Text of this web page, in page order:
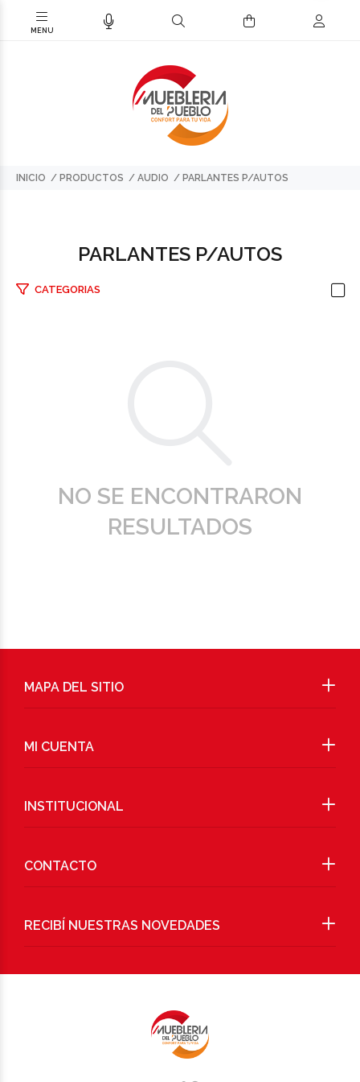
INICIO PRODUCTOS AUDIO PARLANTES P/AUTOS
PARLANTES P/AUTOS
CATEGORIAS
NO SE ENCONTRARON
RESULTADOS
RECIBÍ NUESTRAS NOVEDADES
MAPA DEL SITIO
MI CUENTA
INSTITUCIONAL
CONTACTO